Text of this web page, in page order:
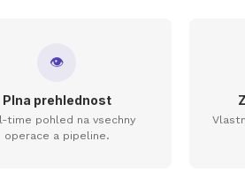
👁
Plna prehlednost
time pohled na vsechny
operace a pipeline.